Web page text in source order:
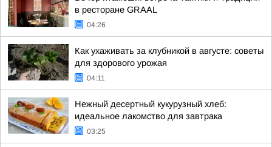
в ресторане GRAAL
04:26
Как ухаживать за клубникой в августе: советы
для здорового урожая
04:11
Нежный десертный кукурузный хлеб:
идеальное лакомство для завтрака
03:25